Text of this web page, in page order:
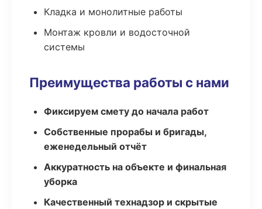
Кладка и монолитные работы
Монтаж кровли и водосточной
системы
Преимущества работы с нами
Фиксируем смету до начала работ
Собственные прорабы и бригады,
еженедельный отчёт
Аккуратность на объекте и финальная
уборка
Качественный технадзор и скрытые